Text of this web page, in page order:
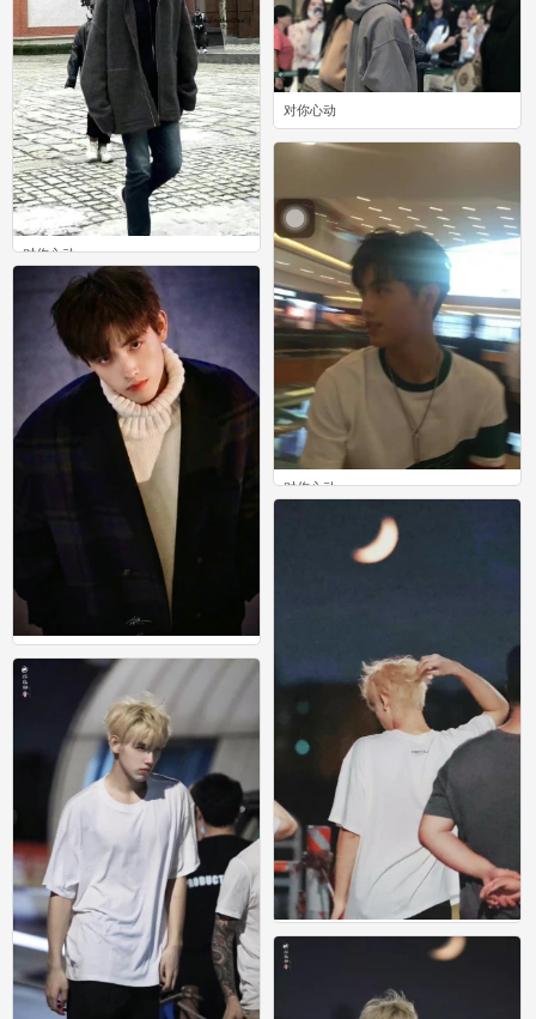
对你心动
0
对你心动
对你心动
因为他说彼方尚有荣光在